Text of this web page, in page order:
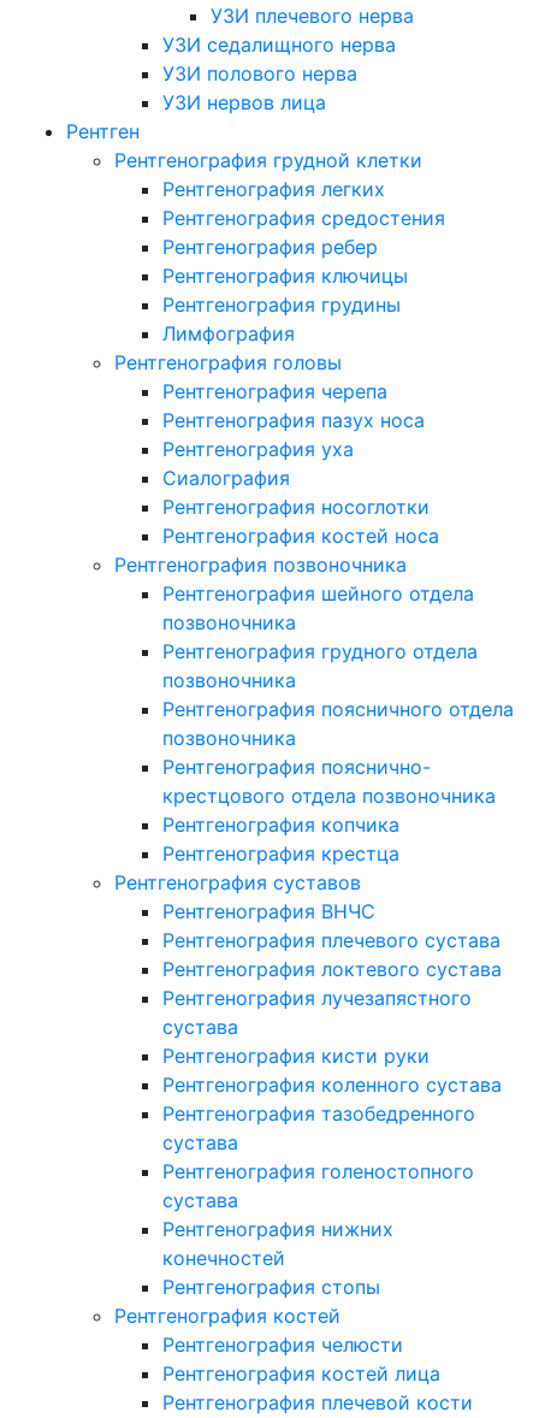
УЗИ плечевого нерва
УЗИ седалищного нерва
УЗИ полового нерва
УЗИ нервов лица
Рентген
Рентгенография грудной клетки
Рентгенография легких
Рентгенография средостения
Рентгенография ребер
Рентгенография ключицы
Рентгенография грудины
Лимфография
Рентгенография головы
Рентгенография черепа
Рентгенография пазух носа
Рентгенография уха
Сиалография
Рентгенография носоглотки
Рентгенография костей носа
Рентгенография позвоночника
Рентгенография шейного отдела
позвоночника
Рентгенография грудного отдела
позвоночника
Рентгенография поясничного отдела
позвоночника
Рентгенография пояснично-
крестцового отдела позвоночника
Рентгенография копчика
Рентгенография крестца
Рентгенография суставов
Рентгенография ВНЧС
Рентгенография плечевого сустава
Рентгенография локтевого сустава
Рентгенография лучезапястного
сустава
Рентгенография кисти руки
Рентгенография коленного сустава
Рентгенография тазобедренного
сустава
Рентгенография голеностопного
сустава
Рентгенография нижних
конечностей
Рентгенография стопы
Рентгенография костей
Рентгенография челюсти
Рентгенография костей лица
Рентгенография плечевой кости